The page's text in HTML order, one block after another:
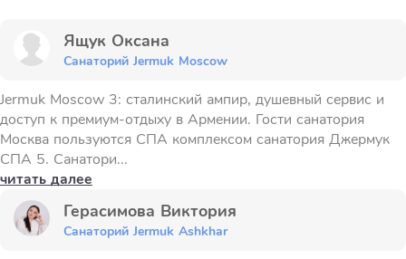
Ящук Оксана
Санаторий Jermuk Moscow
Jermuk Moscow 3: сталинский ампир, душевный сервис и
доступ к премиум-отдыху в Армении. Гости санатория
Москва пользуются СПА комплексом санатория Джермук
СПА 5. Санатори...
читать далее
Герасимова Виктория
Санаторий Jermuk Ashkhar